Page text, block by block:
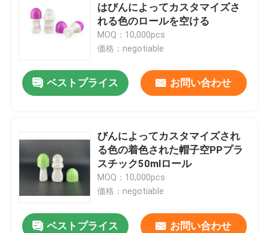
はびんによってカスタマイズさ
れる色のロールを空ける
MOQ：10,000pcs
価格：negotiable
ベストプライス お問い合わせ
びんによってカスタマイズされ
る色の着色された帽子空PPプラ
スチック50mlロール
MOQ：10,000pcs
価格：negotiable
ベストプライス お問い合わせ